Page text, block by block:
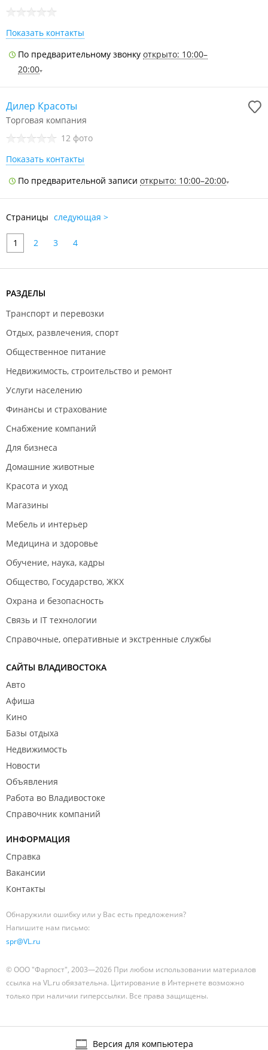
Показать контакты
По предварительному звонку открыто: 10:00–
20:00
Дилер Красоты
Торговая компания
12 фото
Показать контакты
По предварительной записи открыто: 10:00–20:00
Страницы следующая >
1 2 3 4
РАЗДЕЛЫ
Транспорт и перевозки
Отдых, развлечения, спорт
Общественное питание
Недвижимость, строительство и ремонт
Услуги населению
Финансы и страхование
Снабжение компаний
Для бизнеса
Домашние животные
Красота и уход
Магазины
Мебель и интерьер
Медицина и здоровье
Обучение, наука, кадры
Общество, Государство, ЖКХ
Охрана и безопасность
Связь и IT технологии
Справочные, оперативные и экстренные службы
САЙТЫ ВЛАДИВОСТОКА
Авто
Афиша
Кино
Базы отдыха
Недвижимость
Новости
Объявления
Работа во Владивостоке
Справочник компаний
ИНФОРМАЦИЯ
Справка
Вакансии
Контакты
Обнаружили ошибку или у Вас есть предложения?
Напишите нам письмо:
spr@VL.ru
© ООО "Фарпост", 2003—2026 При любом использовании материалов
ссылка на VL.ru обязательна. Цитирование в Интернете возможно
только при наличии гиперссылки. Все права защищены.
Версия для компьютера